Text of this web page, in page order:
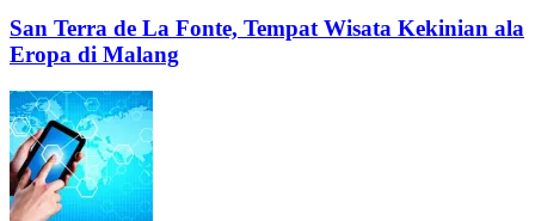
San Terra de La Fonte, Tempat Wisata Kekinian ala
Eropa di Malang